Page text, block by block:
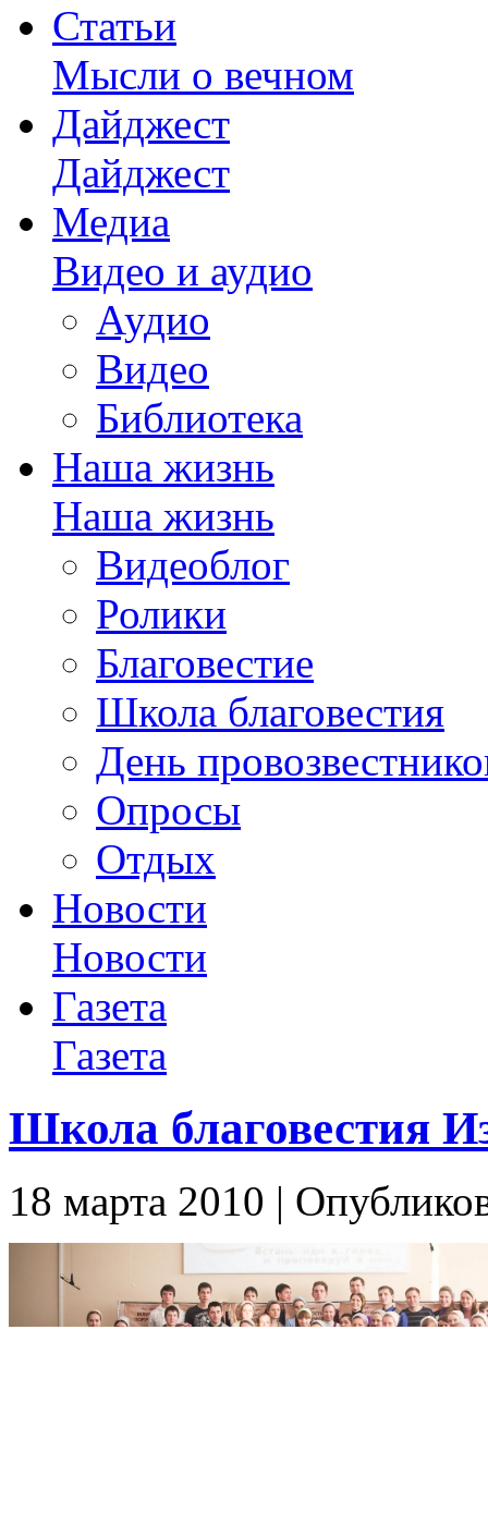
Статьи
Мысли о вечном
Дайджест
Дайджест
Медиа
Видео и аудио
Аудио
Видео
Библиотека
Наша жизнь
Наша жизнь
Видеоблог
Ролики
Благовестие
Школа благовестия
День
Опросы
Отдых
Новости
Новости
Газета
Газета
Школа благовестия
18 марта 2010 |